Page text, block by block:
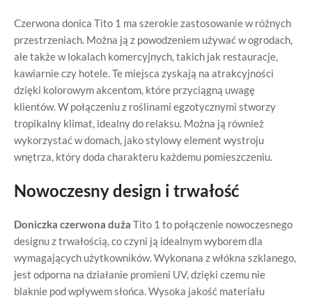
Czerwona donica Tito 1 ma szerokie zastosowanie w różnych
przestrzeniach. Można ją z powodzeniem używać w ogrodach,
ale także w lokalach komercyjnych, takich jak restauracje,
kawiarnie czy hotele. Te miejsca zyskają na atrakcyjności
dzięki kolorowym akcentom, które przyciągną uwagę
klientów. W połączeniu z roślinami egzotycznymi stworzy
tropikalny klimat, idealny do relaksu. Można ją również
wykorzystać w domach, jako stylowy element wystroju
wnętrza, który doda charakteru każdemu pomieszczeniu.
Nowoczesny design i trwałość
Doniczka czerwona duża Tito 1 to połączenie nowoczesnego
designu z trwałością, co czyni ją idealnym wyborem dla
wymagających użytkowników. Wykonana z włókna szklanego,
jest odporna na działanie promieni UV, dzięki czemu nie
blaknie pod wpływem słońca. Wysoka jakość materiału